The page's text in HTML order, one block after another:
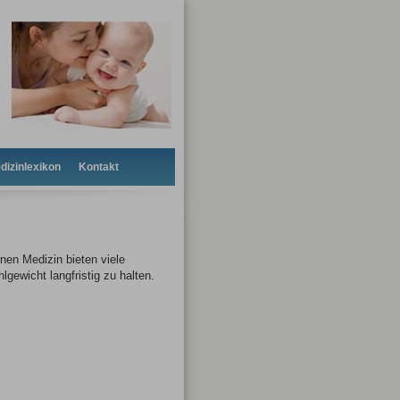
Kontakt
Medizin bieten viele
langfristig zu halten.